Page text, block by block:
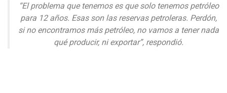
“El problema que tenemos es que solo tenemos petróleo
para 12 años. Esas son las reservas petroleras. Perdón,
si no encontramos más petróleo, no vamos a tener nada
qué producir, ni exportar”, respondió.